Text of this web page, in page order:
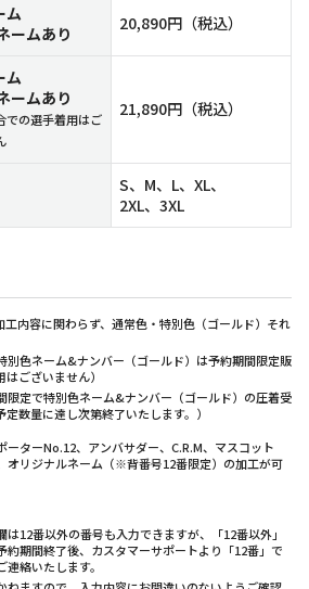
ム
ームあり
20,890円（税込）
ム
ームあり
の選手着用はご
21,890円（税込）
S、M、L、XL、
2XL、3XL
工内容に関わらず、通常色・特別色（ゴールド）それ
色ネーム&ナンバー（ゴールド）は予約期間限定販
ございません）
定で特別色ネーム&ナンバー（ゴールド）の圧着受
数量に達し次第終了いたします。）
ーターNo.12、アンバサダー、C.R.M、マスコット
オリジナルネーム（※背番号12番限定）の加工が可
は12番以外の番号も入力できますが、「12番以外」
約期間終了後、カスタマーサポートより「12番」で
絡いたします。